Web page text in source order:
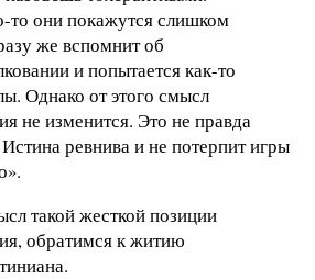
то они покажутся слишком
же вспомнит об
и попытается как-то
Однако от этого смысл
не изменится. Это не правда
ревнива и не потерпит игры
такой жесткой позиции
обратимся к житию